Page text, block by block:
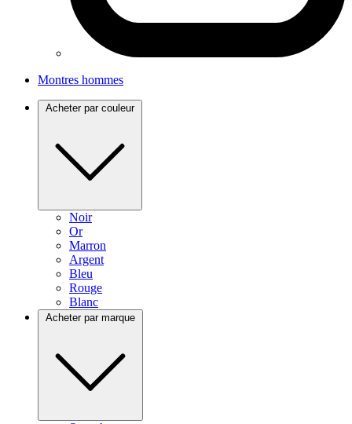
Montres hommes
Acheter par couleur
Noir
Or
Marron
Argent
Bleu
Rouge
Blanc
Acheter par marque